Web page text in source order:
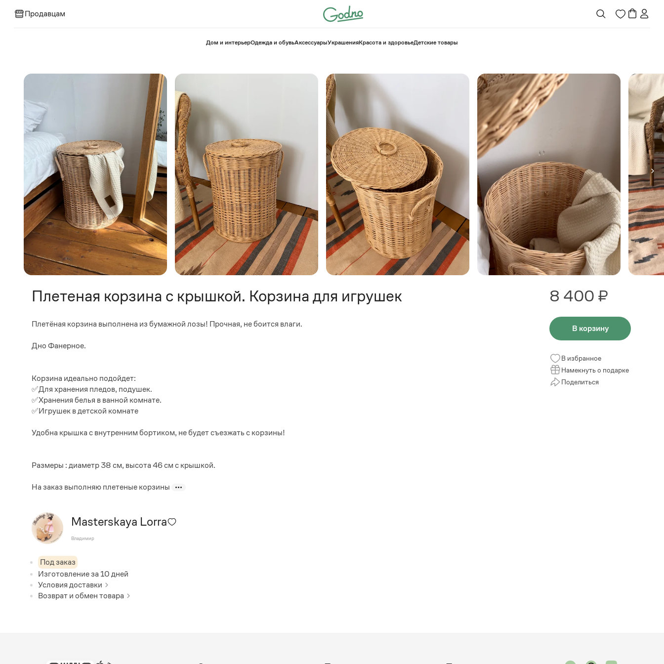
Продавцам
⁠Дом и интерьерОдежда и обувьАксессуарыУкрашенияКрасота и здоровье⁠Детские товары
Плетеная корзина с крышкой. Корзина для игрушек
Плетёная корзина выполнена из бумажной лозы! Прочная, не боится влаги.
Дно Фанерное.
Корзина идеально подойдет:
✅Для хранения пледов, подушек.
✅Хранения белья в ванной комнате.
✅Игрушек в детской комнате
Удобна крышка с внутренним бортиком, не будет съезжать с корзины!
Размеры : диаметр 38 см, высота 46 см с крышкой.
На заказ выполняю плетеные корзины
Masterskaya Lorra
Владимир
Под заказ
Изготовление за 10 дней
Условия доставки
Возврат и обмен товара
8 400 ₽
В корзину
В избранное
Намекнуть о подарке
Поделиться